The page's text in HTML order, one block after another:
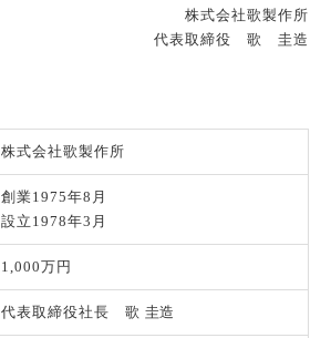
株式会社歌製作所
代表取締役 歌 圭造
株式会社歌製作所
創業1975年8月
設立1978年3月
1,000万円
代表取締役社長 歌 圭造